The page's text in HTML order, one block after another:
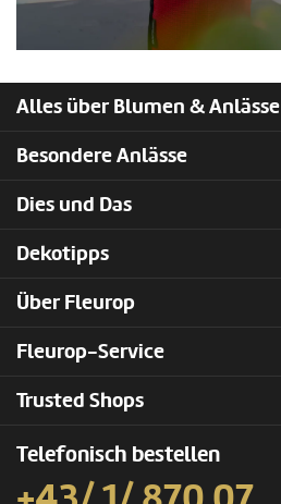
Alles über Blumen & Anlässe
Besondere Anlässe
Dies und Das
Dekotipps
Über Fleurop
Fleurop-Service
Trusted Shops
Telefonisch bestellen